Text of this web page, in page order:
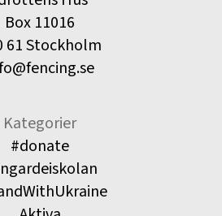
Box 11016
61 Stockholm
Kategorier
#donate